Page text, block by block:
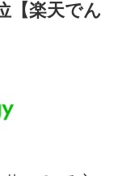
【楽天でん